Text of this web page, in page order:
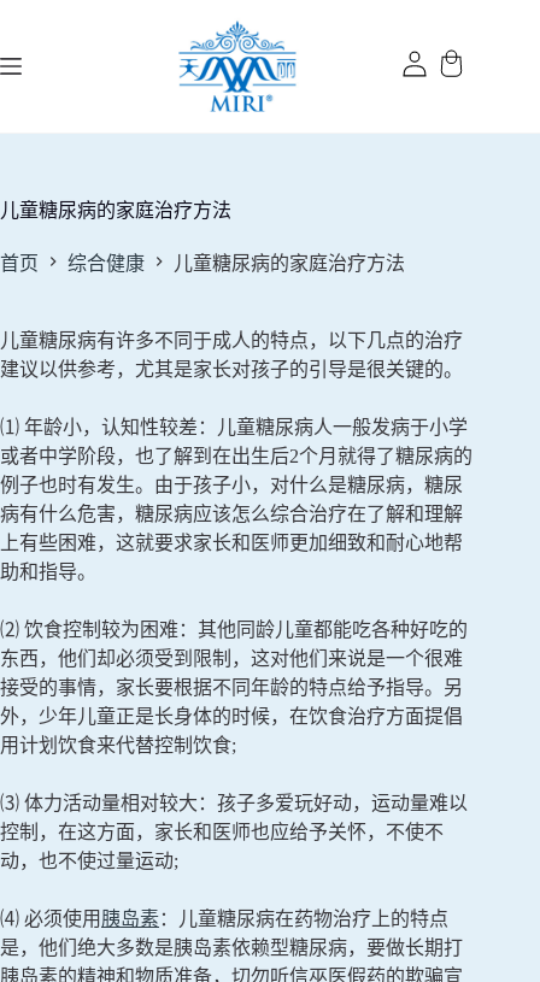
内
儿童糖尿病的家庭治疗方法
首页 综合健康 儿童糖尿病的家庭治疗方法
儿童糖尿病有许多不同于成人的特点，以下几点的治疗
建议以供参考，尤其是家长对孩子的引导是很关键的。
⑴ 年龄小，认知性较差：儿童糖尿病人一般发病于小学
或者中学阶段，也了解到在出生后2个月就得了糖尿病的
例子也时有发生。由于孩子小，对什么是糖尿病，糖尿
病有什么危害，糖尿病应该怎么综合治疗在了解和理解
上有些困难，这就要求家长和医师更加细致和耐心地帮
助和指导。
⑵ 饮食控制较为困难：其他同龄儿童都能吃各种好吃的
东西，他们却必须受到限制，这对他们来说是一个很难
接受的事情，家长要根据不同年龄的特点给予指导。另
外，少年儿童正是长身体的时候，在饮食治疗方面提倡
用计划饮食来代替控制饮食;
⑶ 体力活动量相对较大：孩子多爱玩好动，运动量难以
控制，在这方面，家长和医师也应给予关怀，不使不
动，也不使过量运动;
⑷ 必须使用 胰岛素：儿童糖尿病在药物治疗上的特点
是，他们绝大多数是胰岛素依赖型糖尿病，要做长期打
胰岛素的精神和物质准备，切勿听信巫医假药的欺骗宣